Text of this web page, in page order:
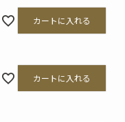
カートに入れる
カートに入れる